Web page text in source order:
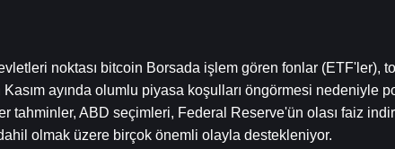
noktası bitcoin Borsada işlem gören fonlar (ETF'ler),
ayında olumlu piyasa koşulları öngörmesi nedeniyle
tahminler, ABD seçimleri, Federal Reserve'ün olası faiz
olmak üzere birçok önemli olayla destekleniyor.